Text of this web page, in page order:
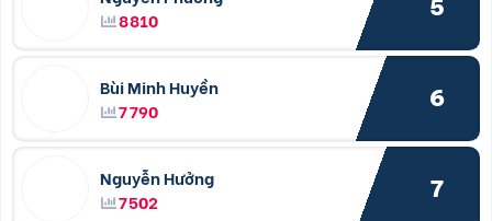
8810
5
Bùi Minh Huyền
7790
6
Nguyễn Hưởng
7502
7